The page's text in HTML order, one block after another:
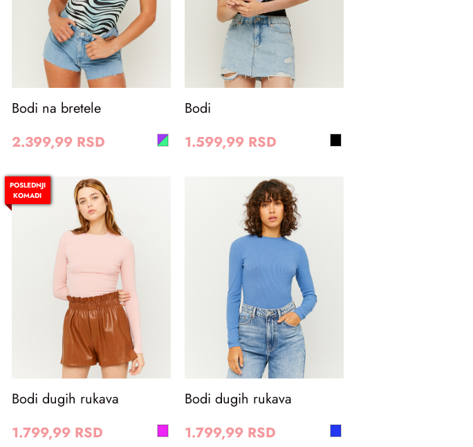
Bodi na bretele
2.399,99 RSD
Bodi
1.599,99 RSD
POSLEDNJI
KOMADI
Bodi dugih rukava
1.799,99 RSD
Bodi dugih rukava
1.799,99 RSD